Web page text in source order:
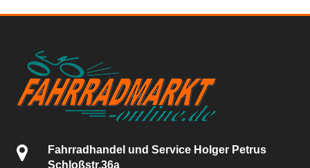
Fahrradhandel und Service Holger Petrus
Schloßstr.36a